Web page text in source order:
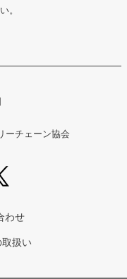
。
ーチェーン協会
わせ
扱い